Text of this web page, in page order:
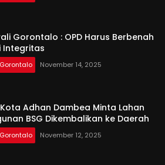
Gorontalo : OPD Harus Berbenah
Integritas
November 14, 2025
Adhan Dambea Minta Lahan
BSG Dikembalikan ke Daerah
November 12, 2025